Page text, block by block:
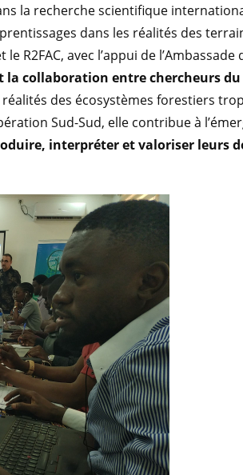
la recherche scientifique
dans les réalités des
R2FAC, avec l’appui de l’Ambassade
collaboration entre chercheurs du
des écosystèmes forestiers
Sud-Sud, elle contribue à
interpréter et valoriser leurs